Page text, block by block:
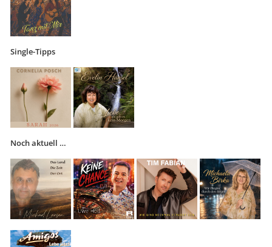
Single-Tipps
Noch aktuell …